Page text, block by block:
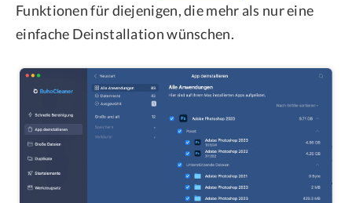
Funktionen für diejenigen, die mehr als nur eine
einfache Deinstallation wünschen.